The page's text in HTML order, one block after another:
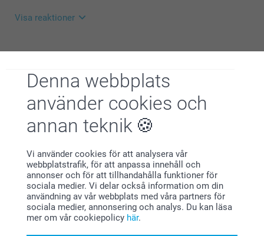
Denna webbplats
använder cookies och
annan teknik
Vi använder cookies för att analysera vår
webbplatstrafik, för att anpassa innehåll och
annonser och för att tillhandahålla funktioner för
sociala medier. Vi delar också information om din
användning av vår webbplats med våra partners för
sociala medier, annonsering och analys. Du kan läsa
mer om vår cookiepolicy här.
Vi önskar dig en fin dag.
Zeinab/Smartphoto
Visa reaktioner
Stort tack för dina 5 stjärnor och omdöme, kul att du
är nöjd med dörrmattan!
En kul detalj när du kan ha din personliga bild som
motiv.
Vi önskar dig en fin dag!
Johanna, Smartphoto
Relaterade produkter
Tallriksunderlägg plast -1st
Från 119,00
(82 omdömen)
Vinylposter
Från 319,00
(8 omdömen)
Husnummer
219,00
Namnskylt
219,00